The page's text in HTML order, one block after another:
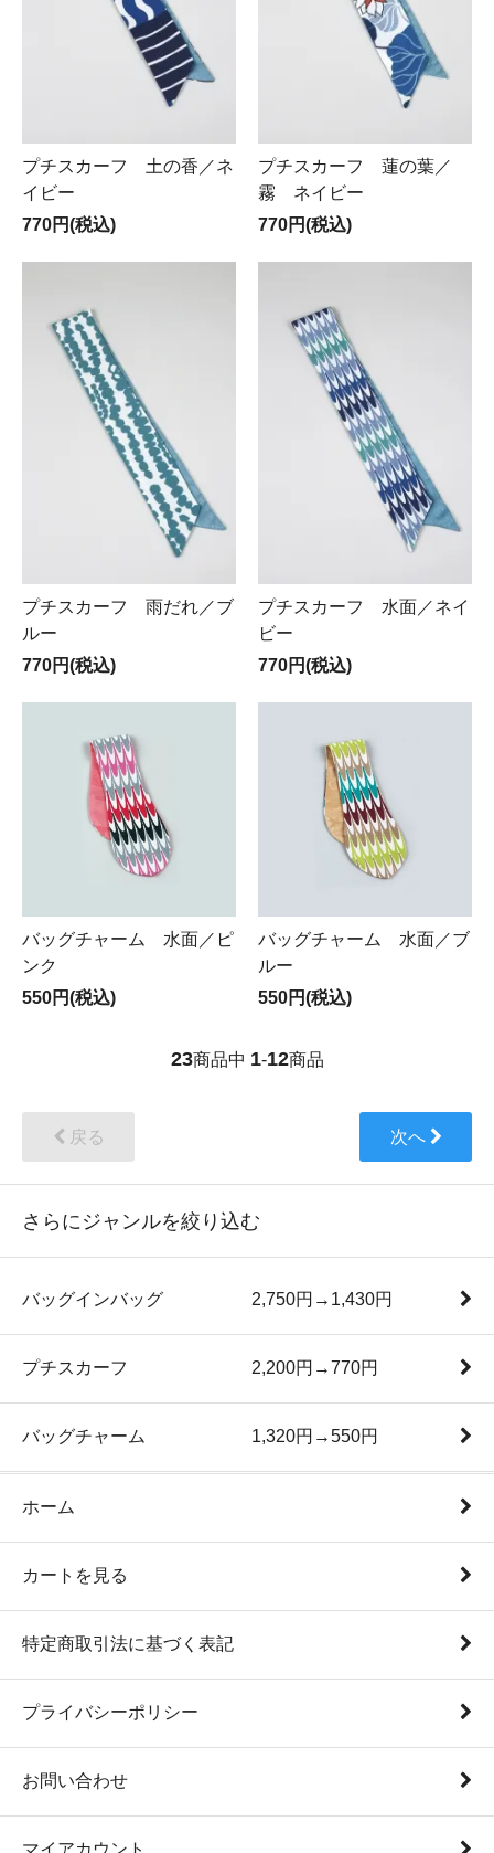
プチスカーフ 土の香／ネ
イビー
770円(税込)
プチスカーフ 蓮の葉／
霧 ネイビー
770円(税込)
プチスカーフ 雨だれ／ブ
ルー
770円(税込)
プチスカーフ 水面／ネイ
ビー
770円(税込)
バッグチャーム 水面／ピ
ンク
550円(税込)
バッグチャーム 水面／ブ
ルー
550円(税込)
23商品中 1-12商品
戻る 次へ
さらにジャンルを絞り込む
バッグインバッグ 2,750円→1,430円
プチスカーフ 2,200円→770円
バッグチャーム 1,320円→550円
ホーム
カートを見る
特定商取引法に基づく表記
プライバシーポリシー
お問い合わせ